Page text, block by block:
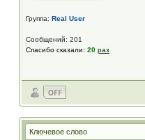
Группа: Real User
Сообщений: 201
Спасибо сказали: 20 раз